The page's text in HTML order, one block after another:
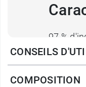
97 %
Testé
Formule
CONSEILS
COMPOSITION